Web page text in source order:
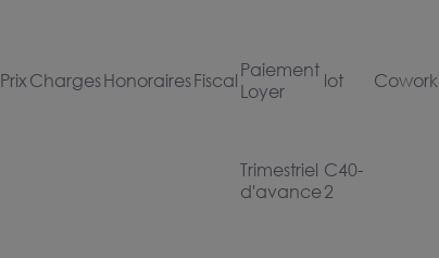
PrixChargesHonorairesFiscal Paiement
Loyer
lot
Trimestriel
d'avance
C40-
2